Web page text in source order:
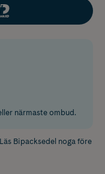
närmaste ombud.
Bipacksedel noga före